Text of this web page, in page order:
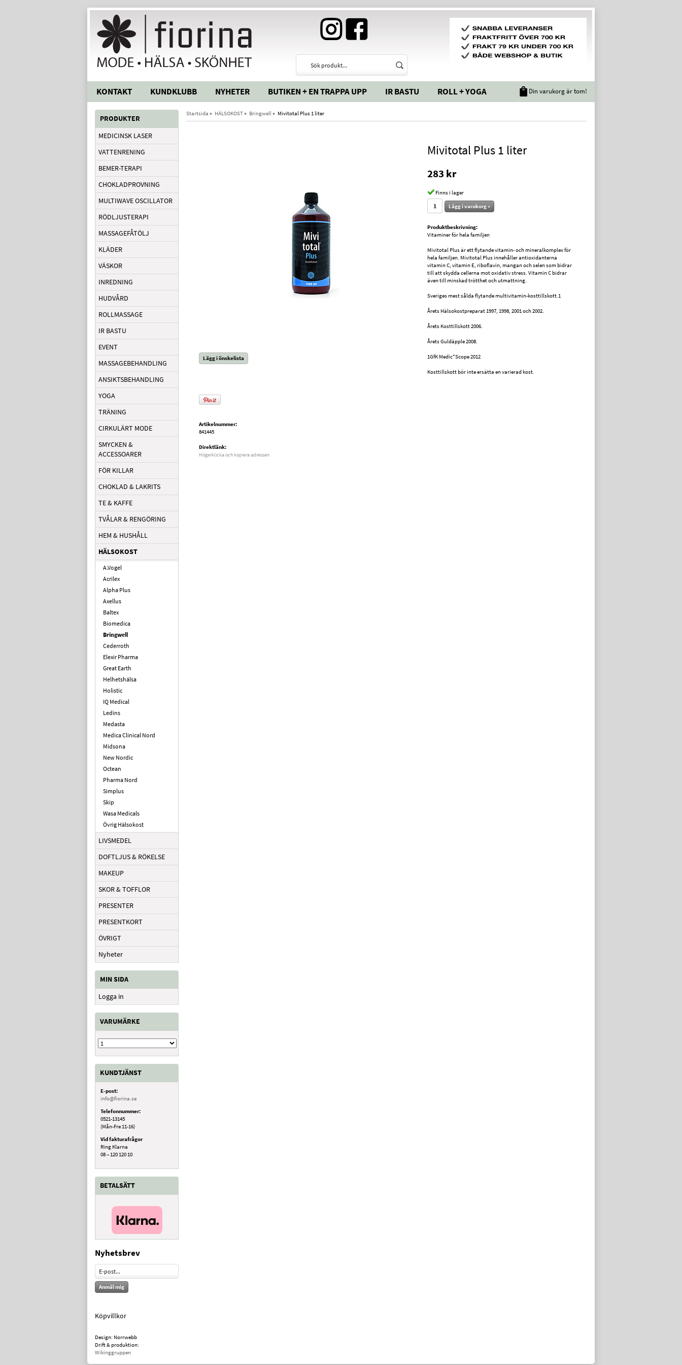
KONTAKT KUNDKLUBB NYHETER BUTIKEN + EN TRAPPA UPP IR BASTU ROLL + YOGA Din varukorg är tom!
PRODUKTER
MEDICINSK LASER
VATTENRENING
BEMER-TERAPI
CHOKLADPROVNING
MULTIWAVE OSCILLATOR
RÖDLJUSTERAPI
MASSAGEFÅTÖLJ
KLÄDER
VÄSKOR
INREDNING
HUDVÅRD
ROLLMASSAGE
IR BASTU
EVENT
MASSAGEBEHANDLING
ANSIKTSBEHANDLING
YOGA
TRÄNING
CIRKULÄRT MODE
SMYCKEN &
ACCESSOARER
FÖR KILLAR
CHOKLAD & LAKRITS
TE & KAFFE
TVÅLAR & RENGÖRING
HEM & HUSHÅLL
HÄLSOKOST
A.Vogel
Acrilex
Alpha Plus
Axellus
Baltex
Biomedica
Bringwell
Cederroth
Elexir Pharma
Great Earth
Helhetshälsa
Holistic
IQ Medical
Ledins
Medasta
Medica Clinical Nord
Midsona
New Nordic
Octean
Pharma Nord
Simplus
Skip
Wasa Medicals
Övrig Hälsokost
LIVSMEDEL
DOFTLJUS & RÖKELSE
MAKEUP
SKOR & TOFFLOR
PRESENTER
PRESENTKORT
ÖVRIGT
Nyheter
MIN SIDA
Logga in
VARUMÄRKE
KUNDTJÄNST
E-post:
info@fiorina.se
Telefonnummer:
0521-13145
(Mån-Fre 11-16)
Vid fakturafrågor
Ring Klarna
08 – 120 120 10
BETALSÄTT
Nyhetsbrev
Anmäl mig
Köpvillkor
Design: Norrwebb
Drift & produktion:
Wikinggruppen
Startsida » HÄLSOKOST» Bringwell » Mivitotal Plus 1 liter
Lägg i önskelista
Artikelnummer:
841445
Direktlänk:
Högerklicka och kopiera adressen
Mivitotal Plus 1 liter
283 kr
Finns i lager
Lägg i varukorg »
Produktbeskrivning:
Vitaminer för hela familjen
Mivitotal Plus är ett flytande vitamin- och mineralkomplex för
hela familjen. Mivitotal Plus innehåller antioxidanterna
vitamin C, vitamin E, riboflavin, mangan och selen som bidrar
till att skydda cellerna mot oxidativ stress. Vitamin C bidrar
även till minskad trötthet och utmattning.
Sveriges mest sålda flytande multivitamin-kosttillskott.1
Årets Hälsokostpreparat 1997, 1998, 2001 och 2002.
Årets Kosttillskott 2006.
Årets Guldäpple 2008.
1GfK Medic*Scope 2012
Kosttillskott bör inte ersätta en varierad kost.